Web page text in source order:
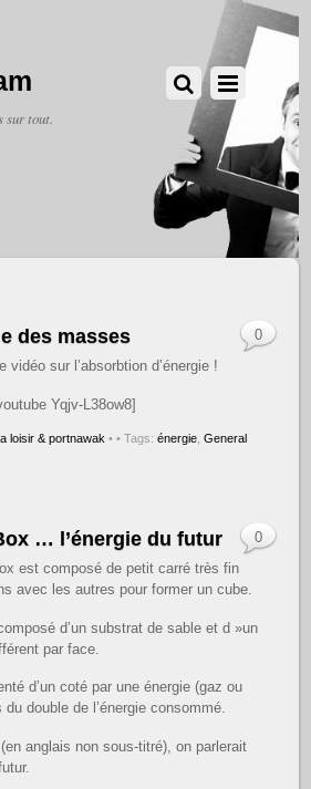
sur tout.
des masses
vidéo sur l’absorbtion d’énergie !
Yqjv-L38ow8]
loisir & portnawak •
0
• Tags:énergie ,General
… l’énergie du futur
est composé de petit carré très fin
avec les autres pour former un cube.
d’un substrat de sable et d »un
par face.
d’un coté par une énergie (gaz ou
double de l’énergie consommé.
anglais non sous-titré), on parlerait
0